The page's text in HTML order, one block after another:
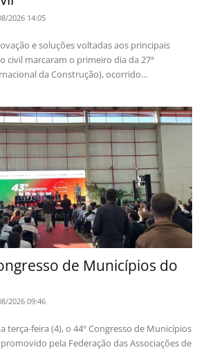
2026 14:05
e soluções voltadas aos principais
civil marcaram o primeiro dia da 27ª
da Construção), ocorrido...
de Municípios do
2026 09:46
terça-feira (4), o 44º Congresso de Municípios
pela Federação das Associações de